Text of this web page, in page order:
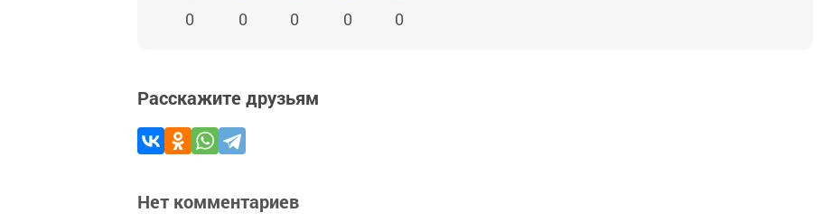
0 0 0 0 0
Расскажите друзьям
Нет комментариев